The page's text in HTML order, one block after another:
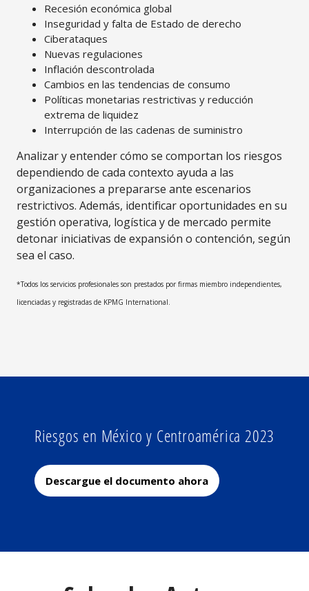
Recesión económica global
Inseguridad y falta de Estado de derecho
Ciberataques
Nuevas regulaciones
Inflación descontrolada
Cambios en las tendencias de consumo
Políticas monetarias restrictivas y reducción
extrema de liquidez
Interrupción de las cadenas de suministro
Analizar y entender cómo se comportan los riesgos
dependiendo de cada contexto ayuda a las
organizaciones a prepararse ante escenarios
restrictivos. Además, identificar oportunidades en su
gestión operativa, logística y de mercado permite
detonar iniciativas de expansión o contención, según
sea el caso.
*Todos los servicios profesionales son prestados por firmas miembro independientes,
licenciadas y registradas de KPMG International.
Riesgos en México y Centroamérica 2023
Descargue el documento ahora